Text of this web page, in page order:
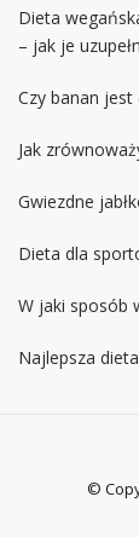
Dieta
– jak je
Czy banan jest
Jak
Gwiezdne
Dieta dla
W jaki sposób
Najlepsza
©